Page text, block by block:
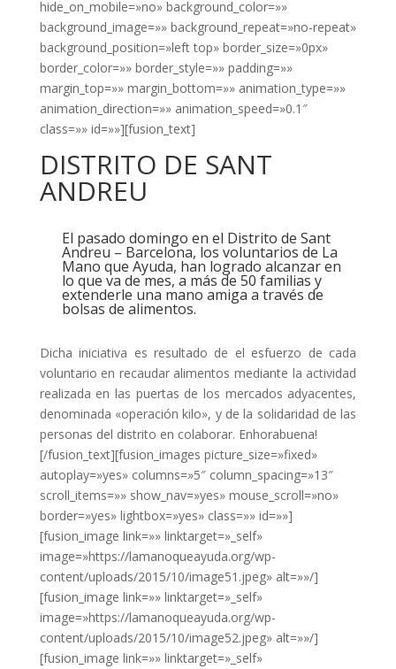
hide_on_mobile=»no» background_color=»»
background_image=»» background_repeat=»no-repeat»
background_position=»left top» border_size=»0px»
border_color=»» border_style=»» padding=»»
margin_top=»» margin_bottom=»» animation_type=»»
animation_direction=»» animation_speed=»0.1″
class=»» id=»»][fusion_text]
DISTRITO DE SANT
ANDREU
El pasado domingo en el Distrito de Sant
Andreu – Barcelona, los voluntarios de La
Mano que Ayuda, han logrado alcanzar en
lo que va de mes, a más de 50 familias y
extenderle una mano amiga a través de
bolsas de alimentos.
Dicha iniciativa es resultado de el esfuerzo de cada
voluntario en recaudar alimentos mediante la actividad
realizada en las puertas de los mercados adyacentes,
denominada «operación kilo», y de la solidaridad de las
personas del distrito en colaborar. Enhorabuena!
[/fusion_text][fusion_images picture_size=»fixed»
autoplay=»yes» columns=»5″ column_spacing=»13″
scroll_items=»» show_nav=»yes» mouse_scroll=»no»
border=»yes» lightbox=»yes» class=»» id=»»]
[fusion_image link=»» linktarget=»_self»
image=»https://lamanoqueayuda.org/wp-
content/uploads/2015/10/image51.jpeg» alt=»»/]
[fusion_image link=»» linktarget=»_self»
image=»https://lamanoqueayuda.org/wp-
content/uploads/2015/10/image52.jpeg» alt=»»/]
[fusion_image link=»» linktarget=»_self»